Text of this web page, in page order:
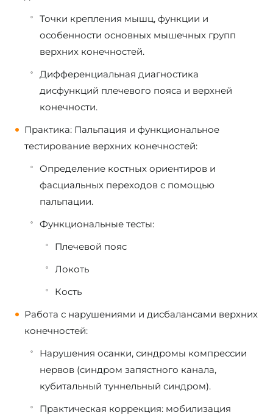
Точки крепления мышц, функции и
особенности основных мышечных групп
верхних конечностей.
Дифференциальная диагностика
дисфункций плечевого пояса и верхней
конечности.
Практика: Пальпация и функциональное
тестирование верхних конечностей:
Определение костных ориентиров и
фасциальных переходов с помощью
пальпации.
Функциональные тесты:
Плечевой пояс
Локоть
Кость
Работа с нарушениями и дисбалансами верхних
конечностей:
Нарушения осанки, синдромы компрессии
нервов (синдром запястного канала,
кубитальный туннельный синдром).
Практическая коррекция: мобилизация